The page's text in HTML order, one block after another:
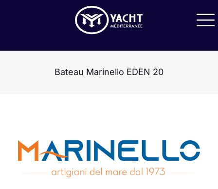
Bateau Marinello EDEN 20